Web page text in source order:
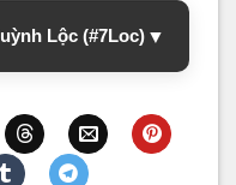
Lộc (#7Loc) ▼